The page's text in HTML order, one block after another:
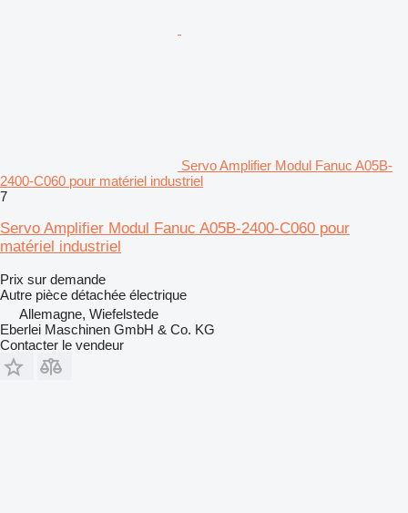
Servo Amplifier Modul Fanuc A05B-
2400-C060 pour matériel industriel
7
Servo Amplifier Modul Fanuc A05B-2400-C060 pour
matériel industriel
Prix sur demande
Autre pièce détachée électrique
Allemagne, Wiefelstede
Eberlei Maschinen GmbH & Co. KG
Contacter le vendeur